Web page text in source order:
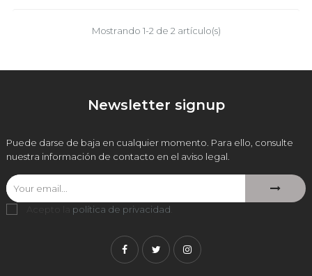
Mostrando 1-2 de 2 artículo(s)
Newsletter signup
Puede darse de baja en cualquier momento. Para ello, consulte
nuestra información de contacto en el aviso legal.
Acepto la política de privacidad
FacebookTwitterInstagram